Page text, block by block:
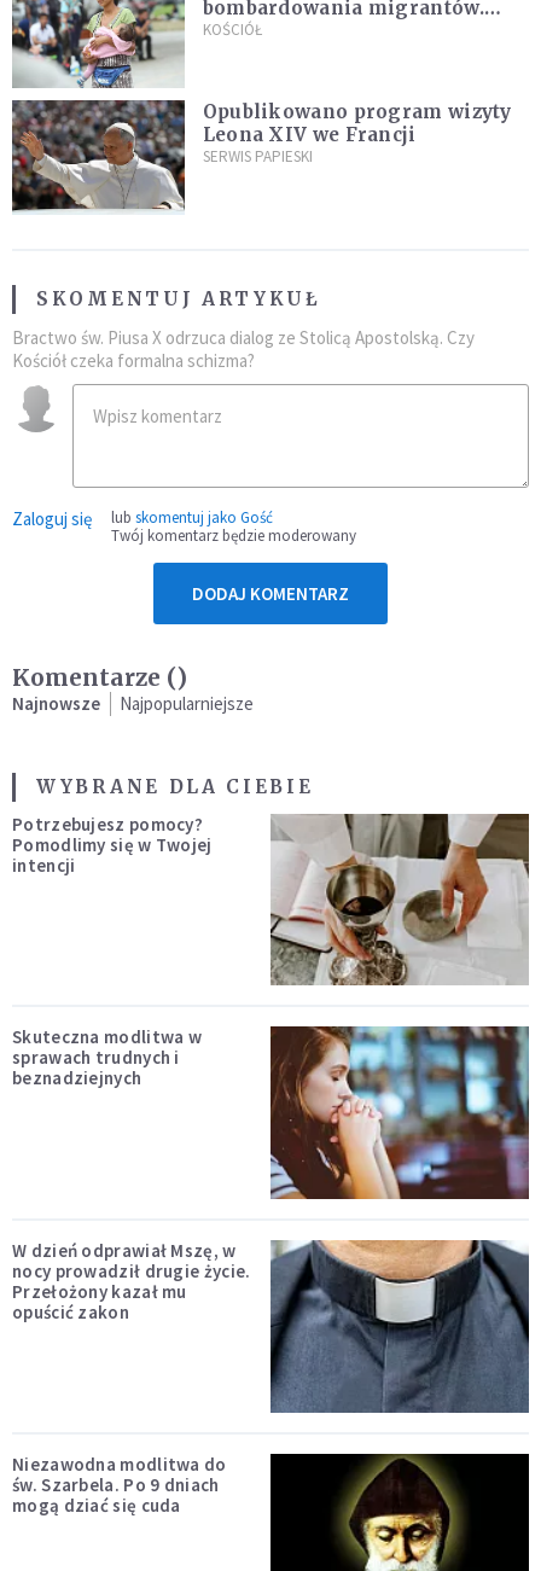
bombardowania migrantów.
"Masowy ogień przeciwko
KOŚCIÓŁ
Opublikowano program wizyty
Leona XIV we Francji
SERWIS PAPIESKI
SKOMENTUJ ARTYKUŁ
Bractwo św. Piusa X odrzuca dialog ze Stolicą Apostolską. Czy
Kościół czeka formalna schizma?
Zaloguj się lub skomentuj jako Gość
Twój komentarz będzie moderowany
DODAJ KOMENTARZ
Komentarze ()
Najnowsze Najpopularniejsze
WYBRANE DLA CIEBIE
Potrzebujesz pomocy?
Pomodlimy się w Twojej
intencji
Skuteczna modlitwa w
sprawach trudnych i
beznadziejnych
W dzień odprawiał Mszę, w
nocy prowadził drugie życie.
Przełożony kazał mu
opuścić zakon
Niezawodna modlitwa do
św. Szarbela. Po 9 dniach
mogą dziać się cuda